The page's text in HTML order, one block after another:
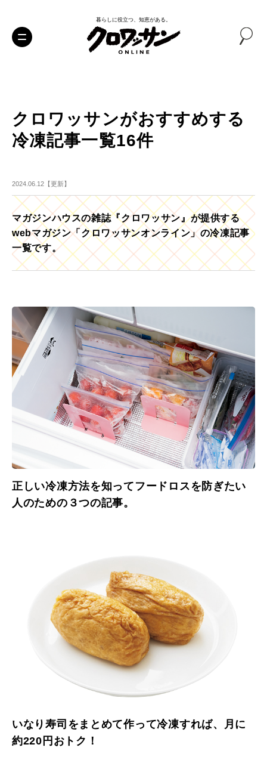
暮らしに役立つ、知恵がある。
クロワッサンがおすすめする
冷凍記事一覧16件
2024.06.12【更新】
マガジンハウスの雑誌『クロワッサン』が提供する
webマガジン「クロワッサンオンライン」の冷凍記事
一覧です。
正しい冷凍方法を知ってフードロスを防ぎたい
人のための３つの記事。
いなり寿司をまとめて作って冷凍すれば、月に
約220円おトク！